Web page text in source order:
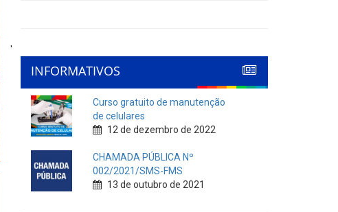
'
INFORMATIVOS
Curso gratuito de manutenção
de celulares
12 de dezembro de 2022
CHAMADA PÚBLICA Nº
002/2021/SMS-FMS
13 de outubro de 2021